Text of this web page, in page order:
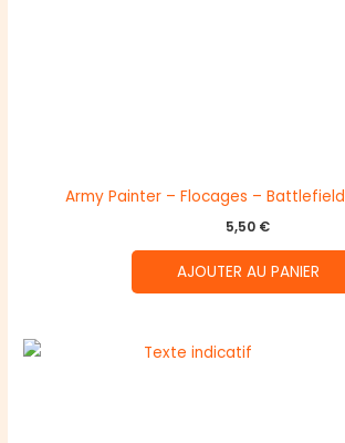
Army Painter – Flocages –
5,50 €
AJOUTER AU PANIER